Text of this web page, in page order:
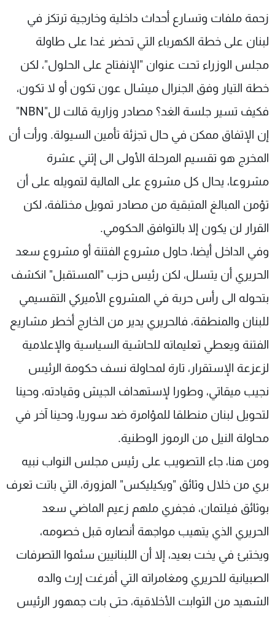
زحمة ملفات وتسارع أحداث داخلية وخارجية ترتكز في
لبنان على خطة الكهرباء التي تحضر غدا على طاولة
مجلس الوزراء تحت عنوان "الإنفتاح على الحلول"، لكن
خطة التيار وفق الجنرال ميشال عون تكون أو لا تكون،
فكيف تسير جلسة الغد؟ مصادر وزارية قالت لل"NBN"
إن الإتفاق ممكن في حال تجزئة تأمين السيولة. ورأت أن
المخرج هو تقسيم المرحلة الأولى الى إثني عشرة
مشروعا، يحال كل مشروع على المالية لتمويله على أن
تؤمن المبالغ المتبقية من مصادر تمويل مختلفة، لكن
القرار لن يكون إلا بالتوافق الحكومي.
وفي الداخل أيضا، حاول مشروع الفتنة أو مشروع سعد
الحريري أن يتسلل، لكن رئيس حزب "المستقبل" انكشف
بتحوله الى رأس حربة في المشروع الأميركي التقسيمي
للبنان والمنطقة، فالحريري يدير من الخارج أخطر مشاريع
الفتنة ويعطي تعليماته للحاشية السياسية والإعلامية
لزعزعة الإستقرار، تارة لمحاولة نسف حكومة الرئيس
نجيب ميقاتي، وطورا لإستهداف الجيش وقيادته، وحينا
لتحويل لبنان منطلقا للمؤامرة ضد سوريا، وحينا آخر في
محاولة النيل من الرموز الوطنية.
ومن هنا، جاء التصويب على رئيس مجلس النواب نبيه
بري من خلال وثائق "ويكيليكس" المزورة، التي باتت تعرف
بوثائق فيلتمان، فجفري ملهم زعيم الماضي سعد
الحريري الذي يتهيب مواجهة أنصاره قبل خصومه،
ويختبئ في يخت بعيد، إلا أن اللبنانيين سئموا التصرفات
الصبيانية للحريري ومغامراته التي أفرغت إرث والده
الشهيد من الثوابت الأخلاقية، حتى بات جمهور الرئيس